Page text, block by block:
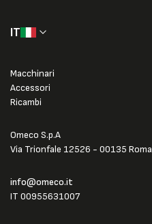
IT
Omeco S.p.A
Via Trionfale 12526 - 00135 Roma
info@omeco.it
IT 00955631007
Macchinari
Accessori
Ricambi